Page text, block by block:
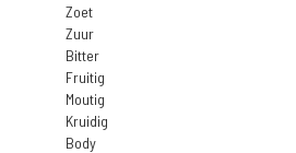
Zoet
Zuur
Bitter
Fruitig
Moutig
Kruidig
Body